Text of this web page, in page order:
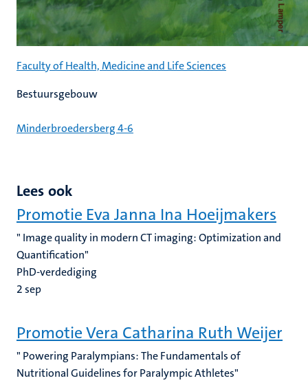
Faculty of Health, Medicine and Life Sciences
Bestuursgebouw
Minderbroedersberg 4-6
Lees ook
Promotie Eva Janna Ina Hoeijmakers
" Image quality in modern CT imaging: Optimization and
Quantification"
PhD-verdediging
2sep
Promotie Vera Catharina Ruth Weijer
" Powering Paralympians: The Fundamentals of
Nutritional Guidelines for Paralympic Athletes"